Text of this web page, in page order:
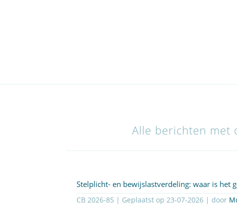
Alle berichten met
Stelplicht- en bewijslastverdeling: waar is het
CB 2026-85 | Geplaatst op23-07-2026 | door